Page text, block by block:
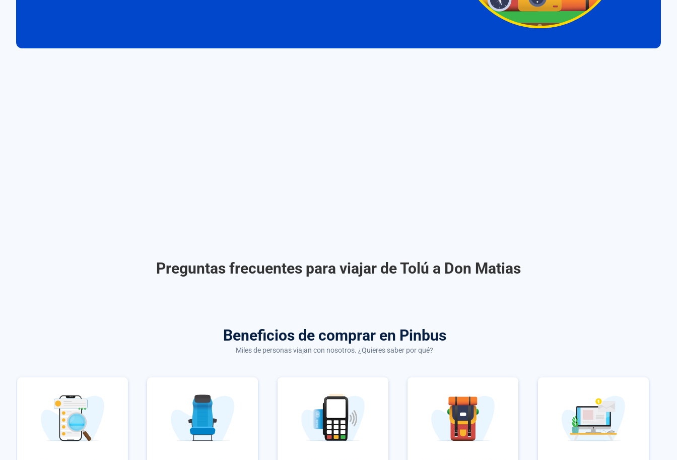
Preguntas frecuentes para viajar de Tolú a Don Matias
Beneficios de comprar en Pinbus
Miles de personas viajan con nosotros. ¿Quieres saber por qué?